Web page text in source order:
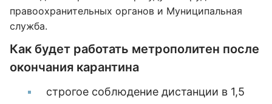
правоохранительных органов и Муниципальная
служба.
Как будет работать метрополитен после
окончания карантина
строгое соблюдение дистанции в 1,5